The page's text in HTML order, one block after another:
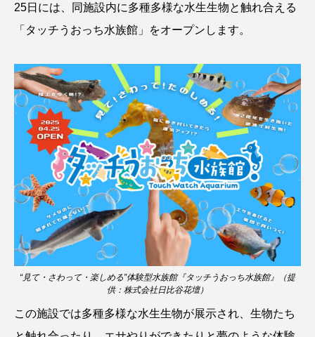
オショロコマ オスカー オタリア
オットセイ オニヒトデ オワンクラゲ
オーストラリア カイエビ カイギュウ
カイロウドウケツ カイワリ
カエルアンコウ カガミガイ カキ
カクレクマノミ カゴカマス カジカ
カツオ カニ
25日には、同施設内に多種多様な水生生物と触れ合える
「タッチうおっち水族館」をオープンします。
“見て・さわって・楽しめる”体験型水族館『タッチうおっち水族館』（提
供：株式会社日比谷花壇）
この施設では多種多様な水生生物が展示され、生物たち